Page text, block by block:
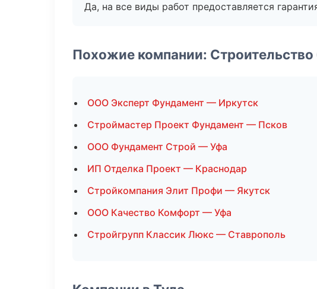
Да, на все виды работ предоставляется
Похожие компании: Строительство
ООО Эксперт Фундамент — Иркутск
Строймастер Проект Фундамент — Псков
ООО Фундамент Строй — Уфа
ИП Отделка Проект — Краснодар
Стройкомпания Элит Профи — Якутск
ООО Качество Комфорт — Уфа
Стройгрупп Классик Люкс — Ставрополь